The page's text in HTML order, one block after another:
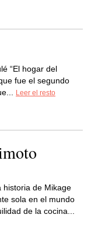
“El hogar del
fue el segundo
Leer el resto
historia de Mikage
sola en el mundo
de la cocina...